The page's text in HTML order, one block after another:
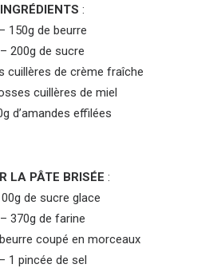
INGRÉDIENTS :
– 150g de beurre
– 200g de sucre
cuillères de crème fraîche
cuillères de miel
d’amandes effilées
LA PÂTE BRISÉE :
de sucre glace
– 370g de farine
coupé en morceaux
– 1 pincée de sel